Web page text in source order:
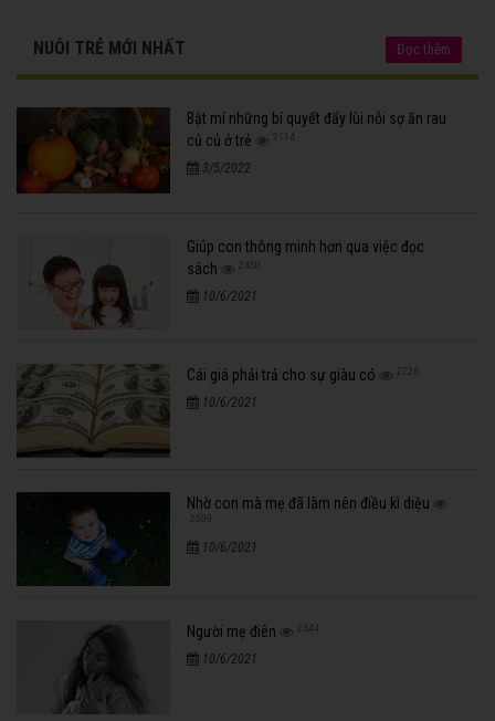
NUÔI TRẺ MỚI NHẤT Đọc thêm
Bật mí những bí quyết đẩy lùi nỗi sợ ăn rau
củ củ ở trẻ
2114
3/5/2022
Giúp con thông minh hơn qua việc đọc
sách
2450
10/6/2021
Cái giá phải trả cho sự giàu có 2726
10/6/2021
Nhờ con mà mẹ đã làm nên điều kì diệu
2509
10/6/2021
Người mẹ điên 2644
10/6/2021